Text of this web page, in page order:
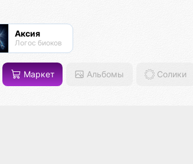
Аксия
Логос биоков
Маркет Альбомы Солики